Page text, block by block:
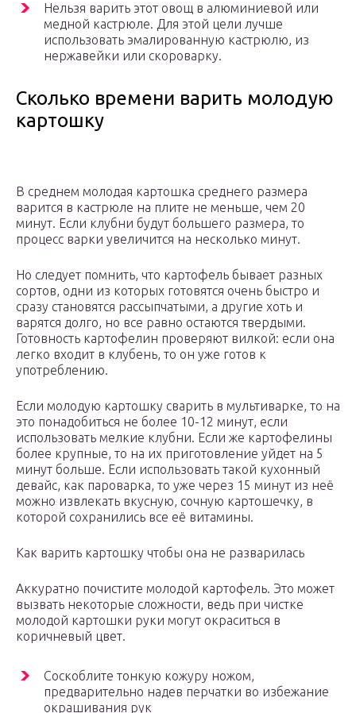
Нельзя варить этот овощ в алюминиевой или
медной кастрюле. Для этой цели лучше
использовать эмалированную кастрюлю, из
нержавейки или скороварку.
Сколько времени варить молодую
картошку
В среднем молодая картошка среднего размера
варится в кастрюле на плите не меньше, чем 20
минут. Если клубни будут большего размера, то
процесс варки увеличится на несколько минут.
Но следует помнить, что картофель бывает разных
сортов, одни из которых готовятся очень быстро и
сразу становятся рассыпчатыми, а другие хоть и
варятся долго, но все равно остаются твердыми.
Готовность картофелин проверяют вилкой: если она
легко входит в клубень, то он уже готов к
употреблению.
Если молодую картошку сварить в мультиварке, то на
это понадобиться не более 10-12 минут, если
использовать мелкие клубни. Если же картофелины
более крупные, то на их приготовление уйдет на 5
минут больше. Если использовать такой кухонный
девайс, как пароварка, то уже через 15 минут из неё
можно извлекать вкусную, сочную картошечку, в
которой сохранились все её витамины.
Как варить картошку чтобы она не разварилась
Аккуратно почистите молодой картофель. Это может
вызвать некоторые сложности, ведь при чистке
молодой картошки руки могут окраситься в
коричневый цвет.
Соскоблите тонкую кожуру ножом,
предварительно надев перчатки во избежание
окрашивания рук